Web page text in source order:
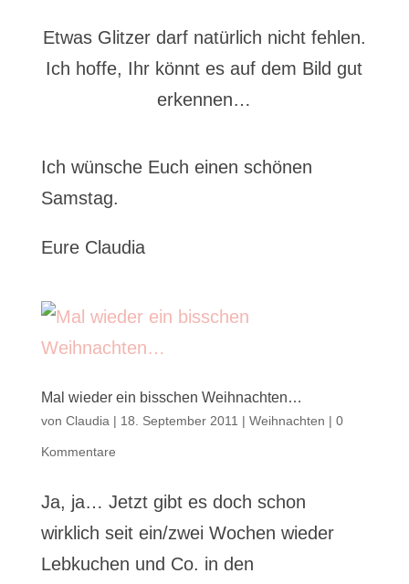
Etwas Glitzer darf natürlich nicht fehlen.
Ich hoffe, Ihr könnt es auf dem Bild gut
erkennen…
Ich wünsche Euch einen schönen
Samstag.
Eure Claudia
Mal wieder ein bisschen Weihnachten…
von Claudia | 18. September 2011 | Weihnachten | 0
Kommentare
Ja, ja… Jetzt gibt es doch schon
wirklich seit ein/zwei Wochen wieder
Lebkuchen und Co. in den